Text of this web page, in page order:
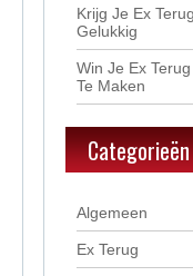
Krijg Je Ex
Gelukkig
Win Je Ex
Te Maken
Categorieën
Algemeen
Ex Terug